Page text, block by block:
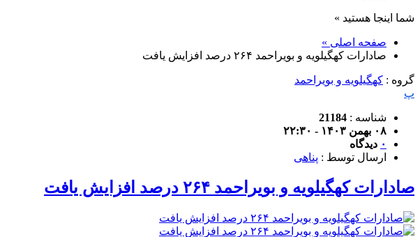
شما اینجا هستید »
صفحه اصلی »
صادارات کهگیلویه و بویراحمد ۲۶۴ درصد افزایش یافت
گروه : کهگیلویه و بویراحمد
پ
شناسه : 21184
۰۸ بهمن ۱۴۰۳ - ۲۲:۳۰
۰ دیدگاه
ارسال توسط : پناهی
صادارات کهگیلویه و بویراحمد ۲۶۴ درصد افزایش یافت